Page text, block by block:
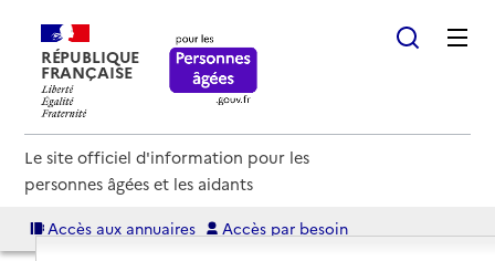
RÉPUBLIQUE
FRANÇAISE
Le site officiel d'information pour les
personnes âgées et les aidants
Accès aux annuaires Accès par besoin